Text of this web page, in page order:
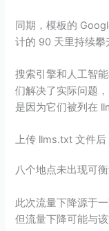
同期，模板的
计的 90 天里持续攀
搜索引擎和人工智
们解决了实际问题
是因为它们被列在
上传 llms.txt 文件后
八个地点未出现可
此次流量下降源于
但流量下降可能与该